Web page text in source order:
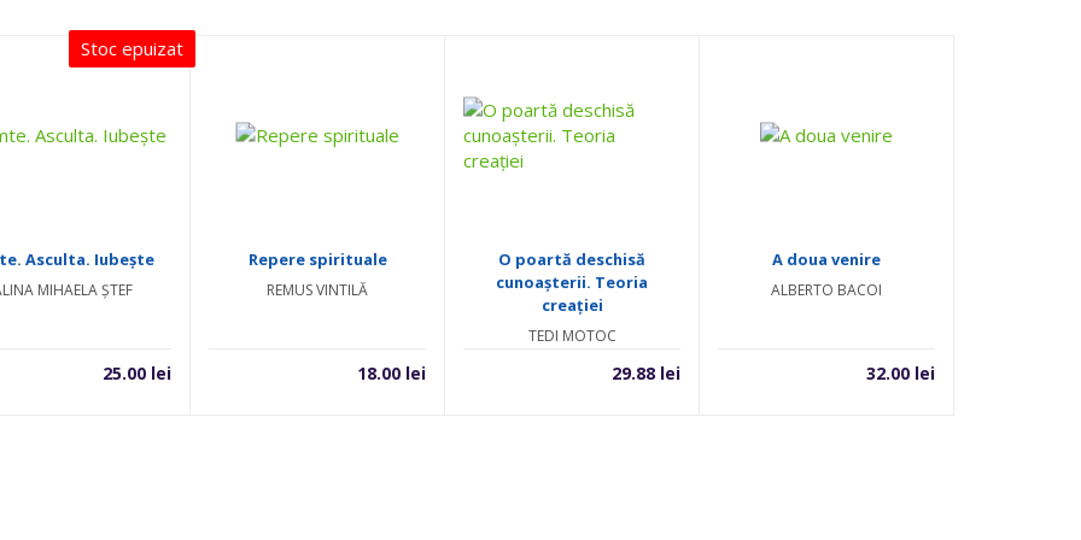
Stoc epuizat
Asculta. Iubește
MIHAELA ȘTEF
25.00 lei
Repere spirituale
REMUS VINTILĂ
18.00 lei
O poartă deschisă
cunoașterii. Teoria
creației
TEDI MOTOC
29.88 lei
A doua venire
ALBERTO BACOI
32.00 lei